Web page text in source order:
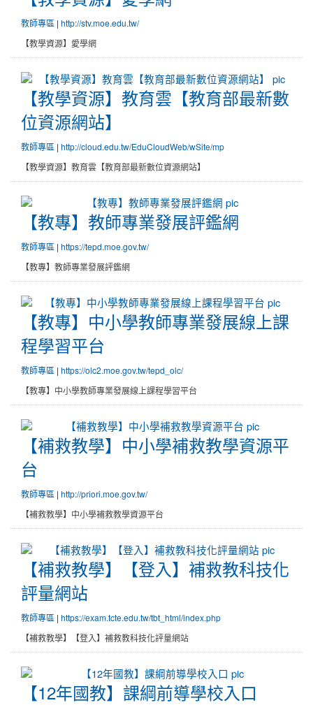
教師專區 | http://stv.moe.edu.tw/
【教學資源】愛學網
【教學資源】教育雲【教育部最
【教學資源】教育雲【教育部最新數
位資源網站】
教師專區 | http://cloud.edu.tw/EduCloudWeb/wSite/mp
【教學資源】教育雲【教育部最新數位資源網站】
【教專】教師專業發展評鑑網
【教專】教師專業發展評鑑網
教師專區 | https://tepd.moe.gov.tw/
【教專】教師專業發展評鑑網
【教專】中小學教師專業發展線
【教專】中小學教師專業發展線上課
程學習平台
教師專區 | https://olc2.moe.gov.tw/tepd_olc/
【教專】中小學教師專業發展線上課程學習平台
【補救教學】中小學補救教學資
【補救教學】中小學補救教學資源平
台
教師專區 | http://priori.moe.gov.tw/
【補救教學】中小學補救教學資源平台
【補救教學】【登入】補救教科
【補救教學】【登入】補救教科技化
評量網站
教師專區 | https://exam.tcte.edu.tw/tbt_html/index.php
【補救教學】【登入】補救教科技化評量網站
【12年國教】課綱前導學校入口
【12年國教】課綱前導學校入口